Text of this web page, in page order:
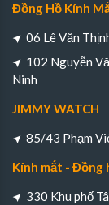
Đồng Hồ Kính
06 Lê Văn
102 Nguyễn
Ninh
JIMMY WATCH
85/43 Phạm
Kính mắt - Đồng
330 Khu phố